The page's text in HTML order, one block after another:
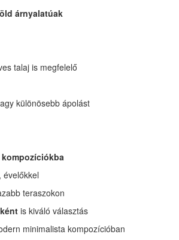
árnyalatúak
talaj is megfelelő
különösebb ápolást
évelőkkel
teraszokon
is kiváló választás
minimalista kompozícióban